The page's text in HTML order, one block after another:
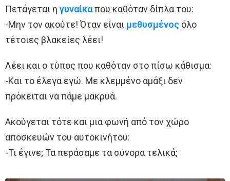
Πετάγεται η γυναίκαπου καθόταν δίπλα του:
-Μην τον ακούτε! Όταν είναι μεθυσμένος όλο
τέτοιες βλακείες λέει!
Λέει και ο τύπος που καθόταν στο πίσω κάθισμα:
-Και το έλεγα εγώ. Με κλεμμένο αμάξι δεν
πρόκειται να πάμε μακρυά.
Ακούγεται τότε και μια φωνή από τον χώρο
αποσκευών του αυτοκινήτου:
-Τι έγινε; Τα περάσαμε τα σύνορα τελικά;